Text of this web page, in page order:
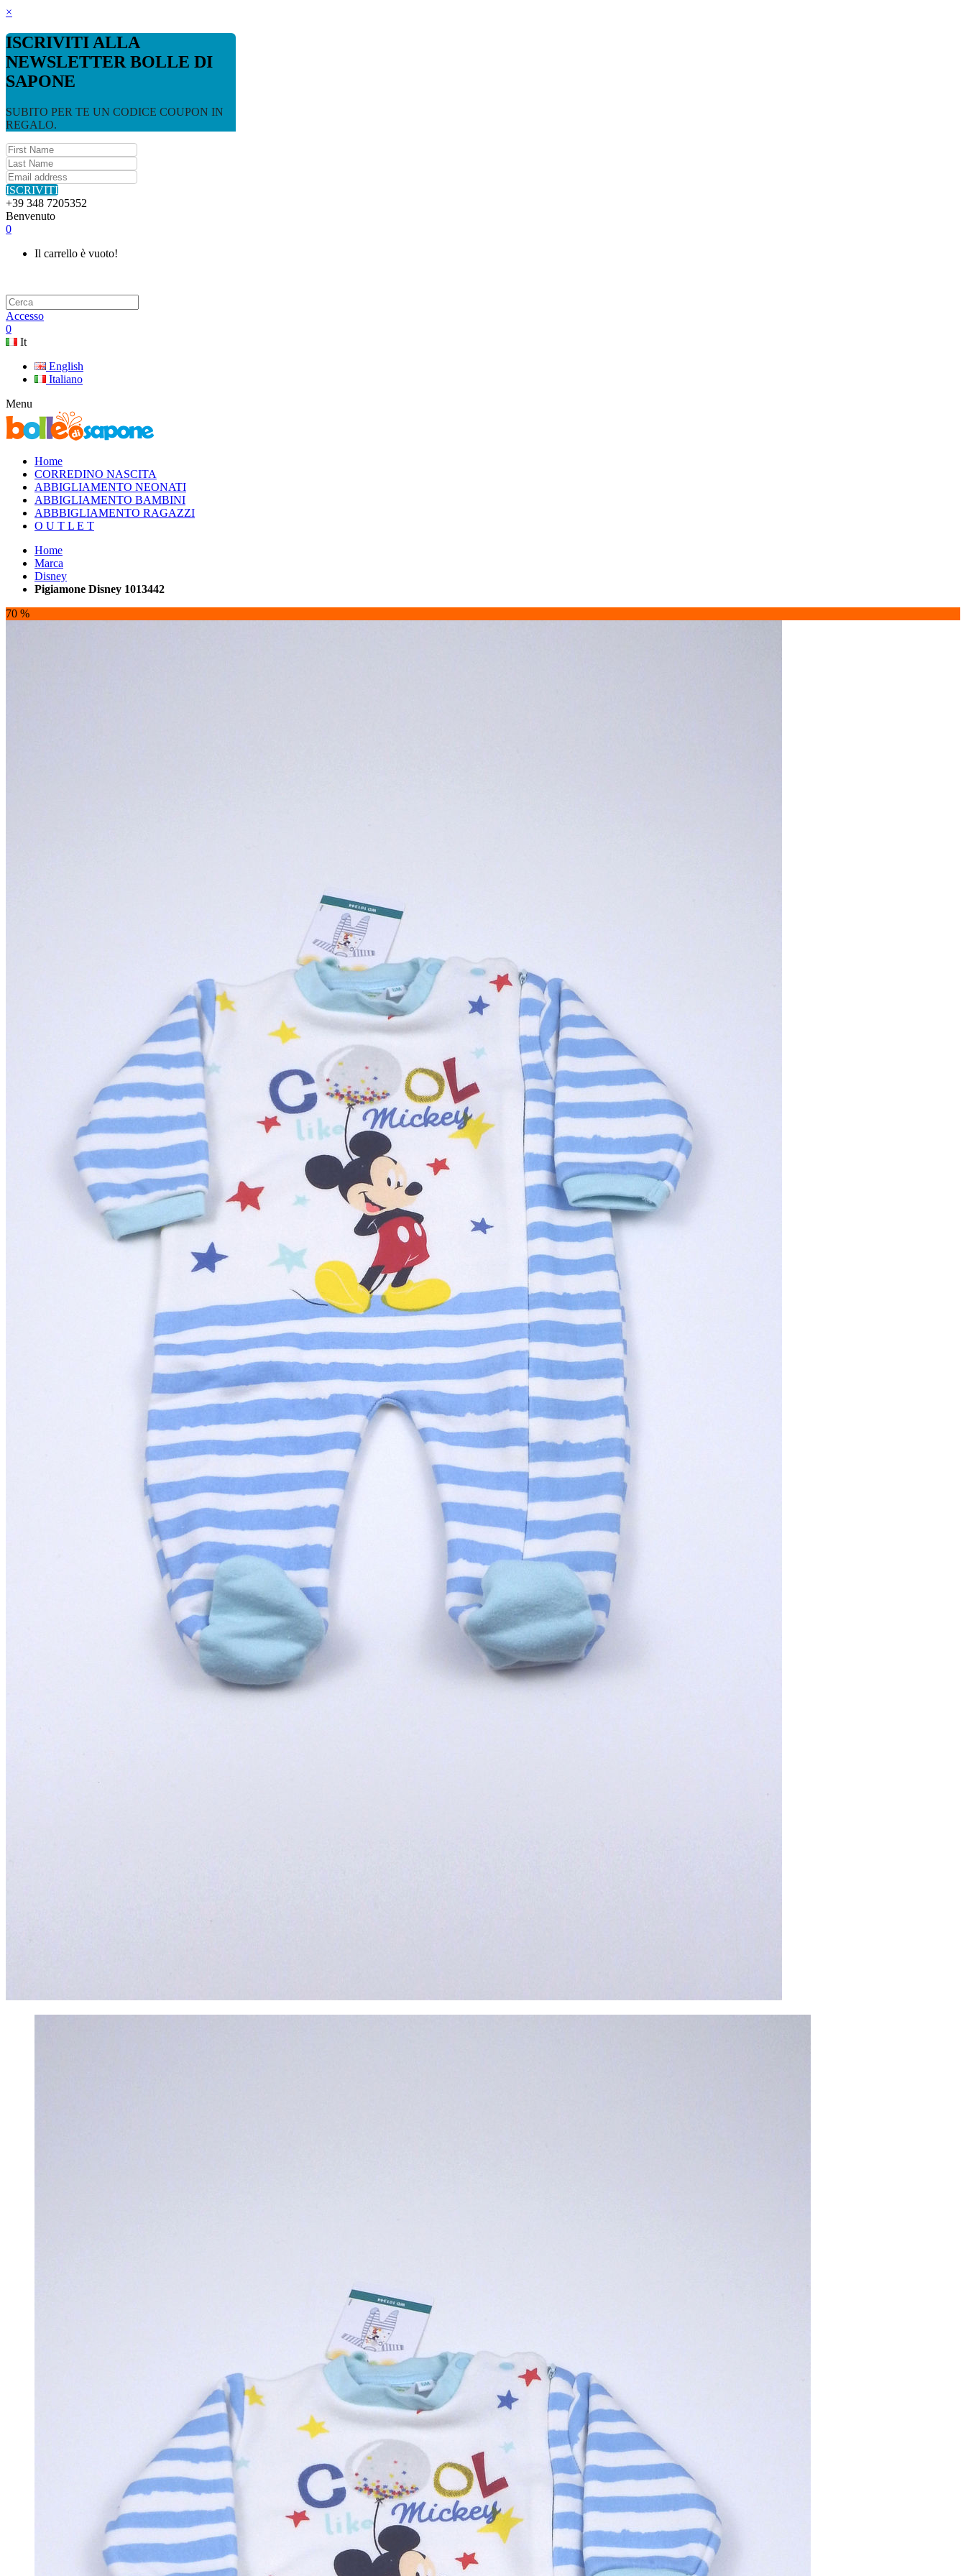
×
ISCRIVITI ALLA
NEWSLETTER BOLLE DI
SAPONE
SUBITO PER TE UN CODICE COUPON IN
REGALO.
ISCRIVITI
+39 348 7205352
Benvenuto
0
Il carrello è vuoto!
Accesso
0
It
English
Italiano
Menu
Home
CORREDINO NASCITA
ABBIGLIAMENTO NEONATI
ABBIGLIAMENTO BAMBINI
ABBBIGLIAMENTO RAGAZZI
O U T L E T
Home
Marca
Disney
Pigiamone Disney 1013442
70 %